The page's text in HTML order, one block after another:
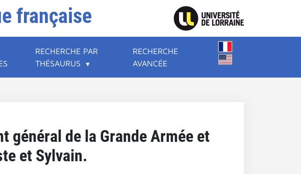
française
RECHERCHE PAR
THÉSAURUS
RECHERCHE
AVANCÉE
général de la Grande Armée et
et Sylvain.